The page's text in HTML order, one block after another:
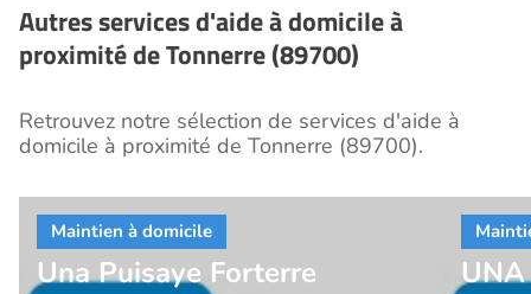
Autres services d'aide à domicile à
proximité de Tonnerre (89700)
Retrouvez notre sélection de services d'aide à
domicile à proximité de Tonnerre (89700).
Una Puisaye Forterre